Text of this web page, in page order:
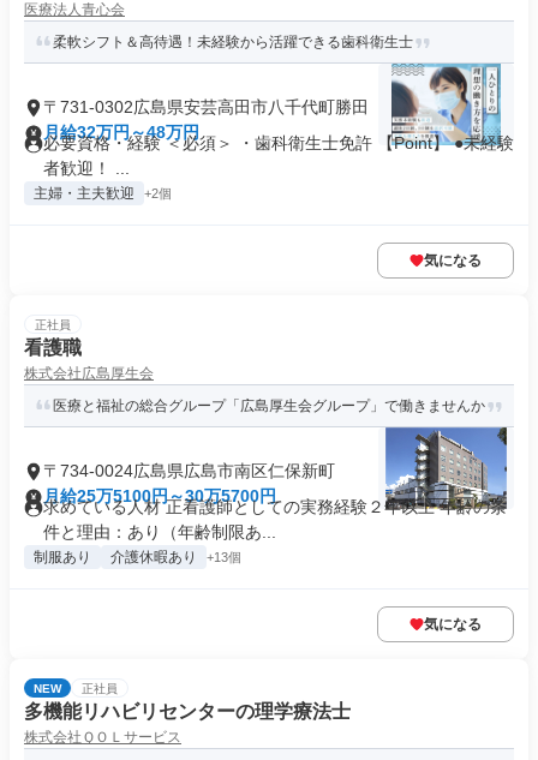
医療法人青心会
柔軟シフト＆高待遇！未経験から活躍できる歯科衛生士
〒731-0302広島県安芸高田市八千代町勝田
月給32万円～48万円
必要資格・経験 ＜必須＞ ・歯科衛生士免許 【Point】 ●未経験
者歓迎！ ...
主婦・主夫歓迎 +2個
気になる
正社員
看護職
株式会社広島厚生会
医療と福祉の総合グループ「広島厚生会グループ」で働きませんか
〒734-0024広島県広島市南区仁保新町
月給25万5100円～30万5700円
求めている人材 正看護師としての実務経験２年以上 年齢の条
件と理由：あり（年齢制限あ...
制服あり 介護休暇あり +13個
気になる
NEW 正社員
多機能リハビリセンターの理学療法士
株式会社ＱＯＬサービス